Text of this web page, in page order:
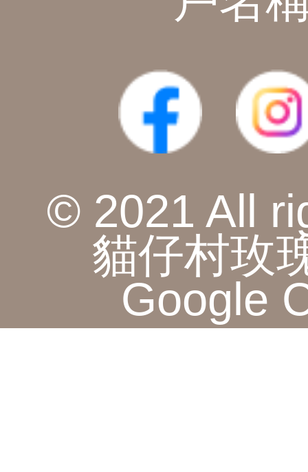
© 2021 All
貓仔村玫
Google